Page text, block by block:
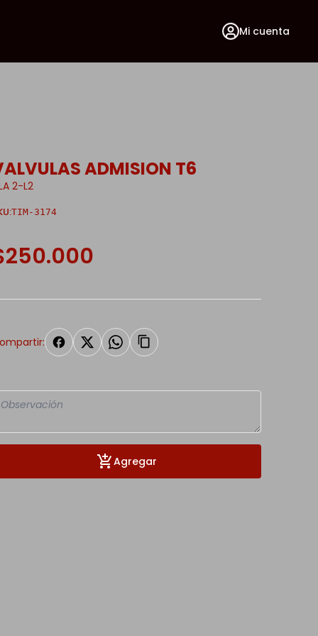
Mi cuenta
ADMISION T6
2-L2
TIM-3174
Agregar